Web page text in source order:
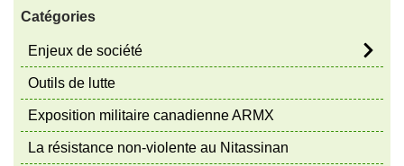
Catégories
Enjeux de société
Outils de lutte
Exposition militaire canadienne ARMX
La résistance non-violente au Nitassinan